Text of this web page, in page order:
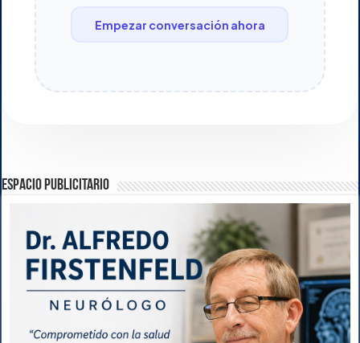
Empezar conversación ahora
ESPACIO PUBLICITARIO